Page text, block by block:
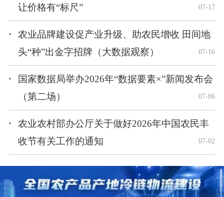
让价格有“标尺”
07-17
农业品牌建设促产业升级、助农民增收 田间地
头“种”出金字招牌（大数据观察）
07-16
国家数据局举办2026年“数据要素×”新闻发布会
（第二场）
07-06
农业农村部办公厅关于做好2026年中国农民丰
收节有关工作的通知
07-02